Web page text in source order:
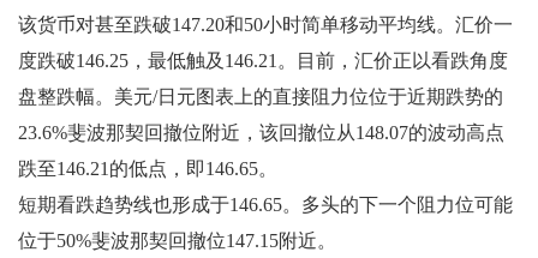
该货币对甚至跌破147.20和50小时简单移动平均线。汇价一
度跌破146.25，最低触及146.21。目前，汇价正以看跌角度
盘整跌幅。美元/日元图表上的直接阻力位位于近期跌势的
23.6%斐波那契回撤位附近，该回撤位从148.07的波动高点
跌至146.21的低点，即146.65。
短期看跌趋势线也形成于146.65。多头的下一个阻力位可能
位于50%斐波那契回撤位147.15附近。